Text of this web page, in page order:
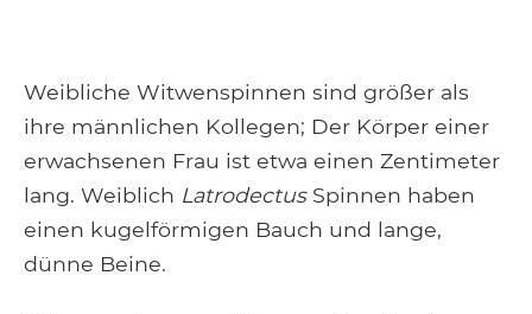
Weibliche Witwenspinnen sind größer als
ihre männlichen Kollegen; Der Körper einer
erwachsenen Frau ist etwa einen Zentimeter
lang. Weiblich LatrodectusSpinnen haben
einen kugelförmigen Bauch und lange,
dünne Beine.